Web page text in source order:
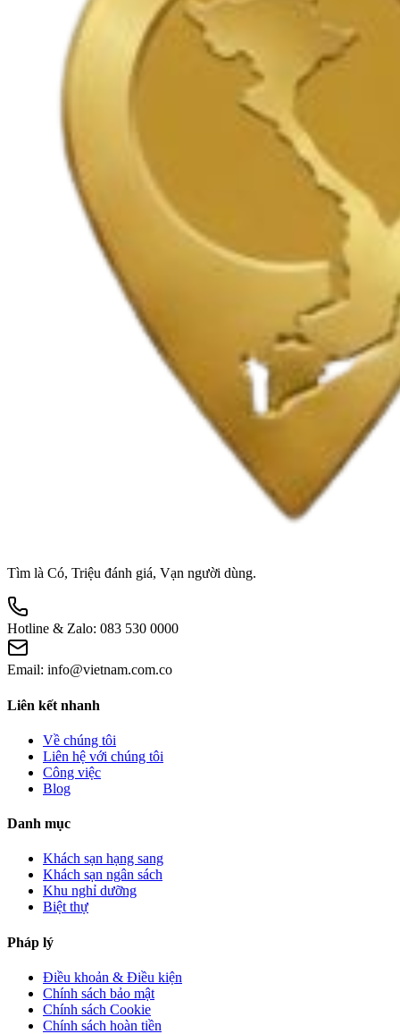
Tìm là Có, Triệu đánh giá, Vạn người dùng.
Hotline & Zalo: 083 530 0000
Email: info@vietnam.com.co
Liên kết nhanh
Về chúng tôi
Liên hệ với chúng tôi
Công việc
Blog
Danh mục
Khách sạn hạng sang
Khách sạn ngân sách
Khu nghỉ dưỡng
Biệt thự
Pháp lý
Điều khoản & Điều kiện
Chính sách bảo mật
Chính sách Cookie
Chính sách hoàn tiền